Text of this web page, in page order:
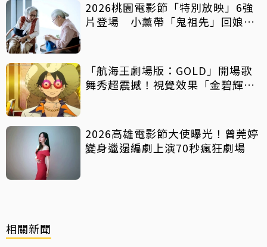
2026桃園電影節「特別放映」6強
片登場 小薰帶「鬼祖先」回娘
「航海王劇場版：GOLD」開場歌
舞秀超震撼！視覺效果「金碧輝
2026高雄電影節大使曝光！曾莞婷
變身邋遢編劇上演70秒瘋狂劇場
相關新聞